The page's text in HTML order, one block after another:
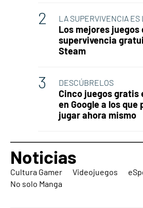
LA SUPERVIVENCIA ES
Los mejores juegos
supervivencia
Steam
DESCÚBRELOS
Cinco juegos gratis
en Google a los que
jugar ahora mismo
Noticias
Cultura Gamer Videojuegos
No solo Manga